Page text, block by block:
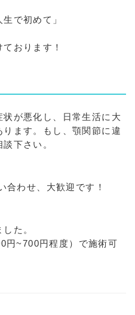
で初めて」
おります！
が悪化し、日常生活に大
ます。もし、顎関節に違
下さい。
合わせ、大歓迎です！
た。
円~700円程度）で施術可